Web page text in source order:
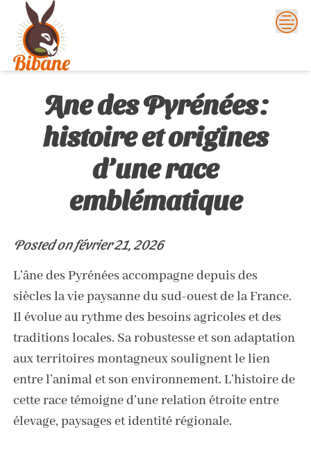
content
Ane des Pyrénées :
histoire et origines
d’une race
emblématique
Posted onfévrier 21, 2026
L’âne des Pyrénées accompagne depuis des
siècles la vie paysanne du sud-ouest de la France.
Il évolue au rythme des besoins agricoles et des
traditions locales. Sa robustesse et son adaptation
aux territoires montagneux soulignent le lien
entre l’animal et son environnement. L’histoire de
cette race témoigne d’une relation étroite entre
élevage, paysages et identité régionale.